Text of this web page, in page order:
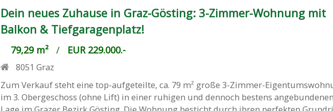
Dein neues Zuhause in Graz-Gösting: 3-Zimmer-Wohnung mit
Balkon & Tiefgaragenplatz!
79,29 m²/ EUR 229.000.-
8051 Graz
Zum Verkauf steht eine top-aufgeteilte, ca. 79 m² große 3-Zimmer-
im 3. Obergeschoss (ohne Lift) in einer ruhigen und dennoch bestens angebundenen